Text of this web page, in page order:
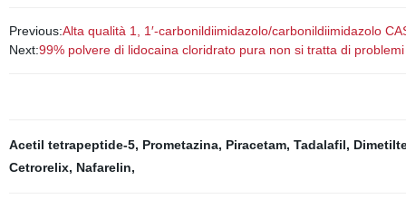
Previous:Alta qualità 1, 1′-carbonildiimidazolo/carbonildiimidazolo
Next:99% polvere di lidocaina cloridrato pura non si tratta di
Acetil tetrapeptide-5, Prometazina, Piracetam, Tadalafil,
Cetrorelix, Nafarelin,